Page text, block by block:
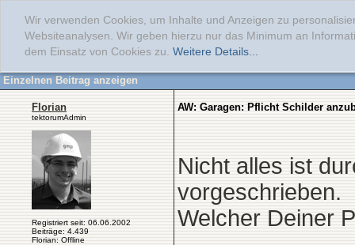
Wir verwenden Cookies, um Inhalte und Anzeigen zu
Websiteanalysen. Wir geben hierzu nur das Minimum an
dem Einsatz von Cookies zu. Weitere Details...
Einzelnen Beitrag anzeigen
Florian
tektorumAdmin
Registriert seit: 06.06.2002
Beiträge: 4.439
Florian: Offline
AW: Garagen: Pflicht Schilder
Nicht alles ist
vorgeschrieben.
Welcher Deiner